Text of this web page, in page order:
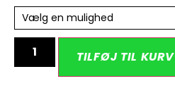
Vælg en mulighed
TILFØJ TIL KURV